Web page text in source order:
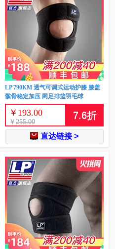
LP 790KM 透气可调式运动护膝 膝盖
髌骨稳定加压 网足排篮羽毛球
￥ 193.00
￥ 255.00
7.6折
直达链接 >